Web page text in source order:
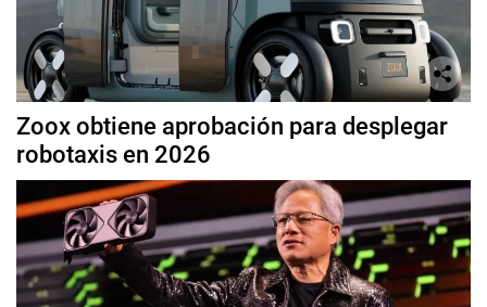
Zoox obtiene aprobación para desplegar
robotaxis en 2026